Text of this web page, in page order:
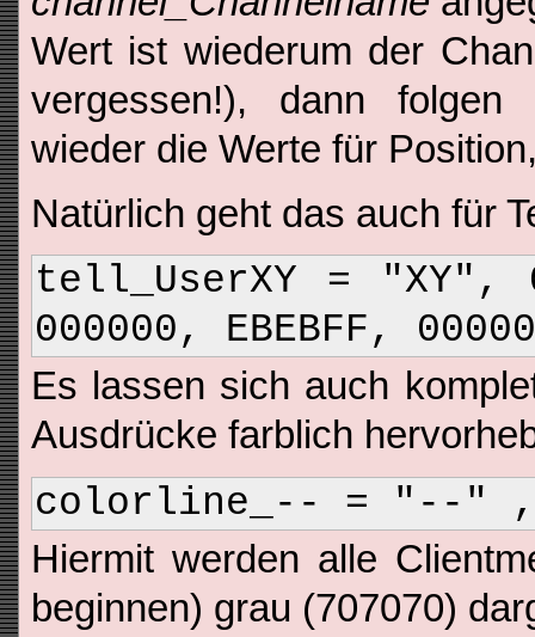
Wert ist wiederum der
vergessen!), dann folgen
wieder die Werte für
Natürlich geht das auch für
tell_UserXY =
000000, EBEBFF,
Es lassen sich auch
Ausdrücke farblich
colorline_-- = "--" ,
Hiermit werden alle
beginnen) grau (707070)